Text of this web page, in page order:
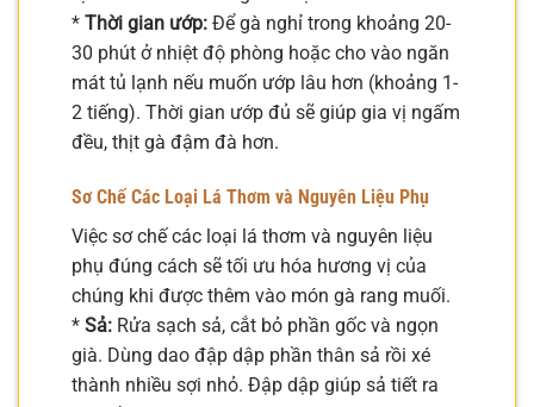
* Thời gian ướp: Để gà nghỉ trong khoảng 20-
30 phút ở nhiệt độ phòng hoặc cho vào ngăn
mát tủ lạnh nếu muốn ướp lâu hơn (khoảng 1-
2 tiếng). Thời gian ướp đủ sẽ giúp gia vị ngấm
đều, thịt gà đậm đà hơn.
Sơ Chế Các Loại Lá Thơm và Nguyên Liệu Phụ
Việc sơ chế các loại lá thơm và nguyên liệu
phụ đúng cách sẽ tối ưu hóa hương vị của
chúng khi được thêm vào món gà rang muối.
* Sả: Rửa sạch sả, cắt bỏ phần gốc và ngọn
già. Dùng dao đập dập phần thân sả rồi xé
thành nhiều sợi nhỏ. Đập dập giúp sả tiết ra